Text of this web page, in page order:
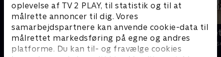
oplevelse af TV 2 PLAY, til statistik og til at
målrette annoncer til dig. Vores
samarbejdspartnere kan anvende cookie-data til
målrettet markedsføring på egne og andres
platforme. Du kan til- og fravælge cookies
Bjergets helte
Drama • 15 sæsoner Drama • 10